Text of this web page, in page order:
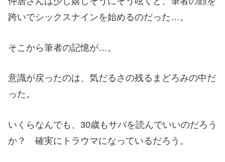
跨いでシックスナインを始めるのだった…。
そこから筆者の記憶が…。
意識が戻ったのは、気だるさの残るまどろみの中だ
った。
いくらなんでも、30歳もサバを読んでいいのだろう
か？ 確実にトラウマになっているだろう。